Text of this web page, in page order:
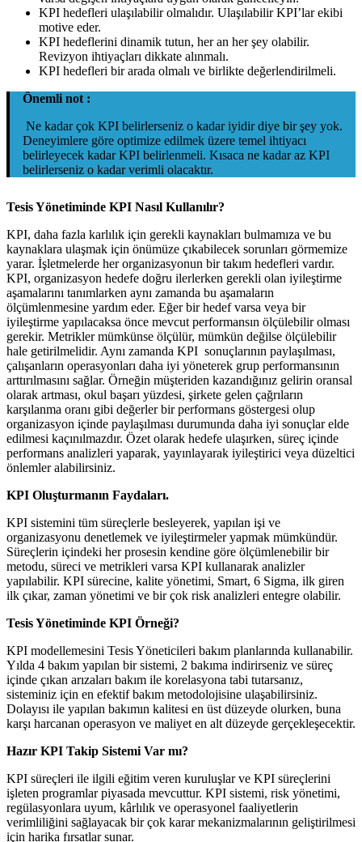
KPI hedefleri ulaşılabilir olmalıdır. Ulaşılabilir KPI’lar ekibi
motive eder.
KPI hedeflerini dinamik tutun, her an her şey olabilir.
Revizyon ihtiyaçları dikkate alınmalı.
KPI hedefleri bir arada olmalı ve birlikte değerlendirilmeli.
Önemli not :
Ne kadar çok KPI belirlerseniz o kadar iyidir diye bir şey yok.
Deneyimlere göre optimize edilmek üzere temel ihtiyacı
belirleyecek kadar KPI belirlenmeli. Kısaca ne kadar az KPI
belirlerseniz o kadar verimli olacaktır.
Tesis Yönetiminde KPI Nasıl Kullanılır?
KPI, daha fazla karlılık için gerekli kaynakları bulmamıza ve bu
kaynaklara ulaşmak için önümüze çıkabilecek sorunları görmemize
yarar. İşletmelerde her organizasyonun bir takım hedefleri vardır.
KPI, organizasyon hedefe doğru ilerlerken gerekli olan iyileştirme
aşamalarını tanımlarken aynı zamanda bu aşamaların
ölçümlenmesine yardım eder. Eğer bir hedef varsa veya bir
iyileştirme yapılacaksa önce mevcut performansın ölçülebilir olması
gerekir. Metrikler mümkünse ölçülür, mümkün değilse ölçülebilir
hale getirilmelidir. Aynı zamanda KPI sonuçlarının paylaşılması,
çalışanların operasyonları daha iyi yöneterek grup performansının
arttırılmasını sağlar. Örneğin müşteriden kazandığınız gelirin oransal
olarak artması, okul başarı yüzdesi, şirkete gelen çağrıların
karşılanma oranı gibi değerler bir performans göstergesi olup
organizasyon içinde paylaşılması durumunda daha iyi sonuçlar elde
edilmesi kaçınılmazdır. Özet olarak hedefe ulaşırken, süreç içinde
performans analizleri yaparak, yayınlayarak iyileştirici veya düzeltici
önlemler alabilirsiniz.
KPI Oluşturmanın Faydaları.
KPI sistemini tüm süreçlerle besleyerek, yapılan işi ve
organizasyonu denetlemek ve iyileştirmeler yapmak mümkündür.
Süreçlerin içindeki her prosesin kendine göre ölçümlenebilir bir
metodu, süreci ve metrikleri varsa KPI kullanarak analizler
yapılabilir. KPI sürecine, kalite yönetimi, Smart, 6 Sigma, ilk giren
ilk çıkar, zaman yönetimi ve bir çok risk analizleri entegre olabilir.
Tesis Yönetiminde KPI Örneği?
KPI modellemesini Tesis Yöneticileri bakım planlarında kullanabilir.
Yılda 4 bakım yapılan bir sistemi, 2 bakıma indirirseniz ve süreç
içinde çıkan arızaları bakım ile korelasyona tabi tutarsanız,
sisteminiz için en efektif bakım metodolojisine ulaşabilirsiniz.
Dolayısı ile yapılan bakımın kalitesi en üst düzeyde olurken, buna
karşı harcanan operasyon ve maliyet en alt düzeyde gerçekleşecektir.
Hazır KPI Takip Sistemi Var mı?
KPI süreçleri ile ilgili eğitim veren kuruluşlar ve KPI süreçlerini
işleten programlar piyasada mevcuttur. KPI sistemi, risk yönetimi,
regülasyonlara uyum, kârlılık ve operasyonel faaliyetlerin
verimliliğini sağlayacak bir çok karar mekanizmalarının geliştirilmesi
için harika fırsatlar sunar.